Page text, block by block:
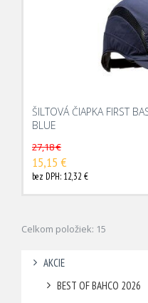
ŠILTOVÁ ČIAPKA FIRST
BLUE
27,18 €
15,15 €
bez DPH: 12,32 €
Celkom položiek: 15
AKCIE
BEST OF BAHCO 2026